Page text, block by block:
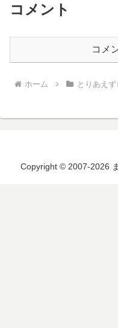
コメント
コメ
ホーム とりあえ
Copyright © 2007-2026